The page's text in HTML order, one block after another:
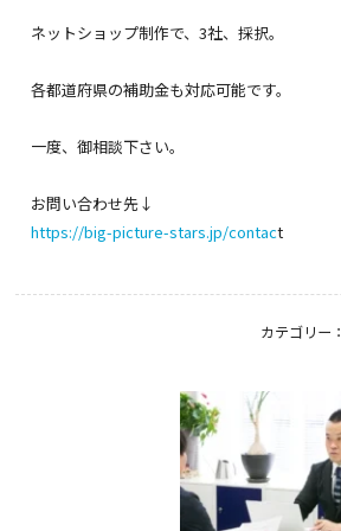
ネットショップ制作で、3社、採択。
各都道府県の補助金も対応可能です。
一度、御相談下さい。
お問い合わせ先↓
https://big-picture-stars.jp/contact
カテゴリー：